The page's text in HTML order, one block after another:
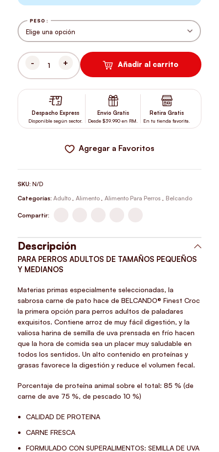
PESO
BELCANDO FINEST CROC CANTIDAD
Añadir al carrito
Despacho Express
Disponible según sector.
Envío Gratis
Desde $39.990 en RM.
Retira Gratis
En tu tienda favorita.
Agregar a Favoritos
SKU:N/D
Categorías: Adulto , Alimento , Alimento Para Perros , Belcando
Compartir:
Descripción
PARA PERROS ADULTOS DE TAMAÑOS PEQUEÑOS
Y MEDIANOS
Materias primas especialmente seleccionadas, la
sabrosa carne de pato hace de BELCANDO®️ Finest Croc
la primera opción para perros adultos de paladares
exquisitos. Contiene arroz de muy fácil digestión, y la
valiosa harina de semilla de uva prensada en frío hacen
que la hora de comida sea un placer muy saludable en
todos los sentidos. Un alto contenido en proteínas y
grasas favorece la digestión y reduce el volumen fecal.
Porcentaje de proteína animal sobre el total: 85 % (de
carne de ave 75 %, de pescado 10 %)
CALIDAD DE PROTEINA
CARNE FRESCA
FORMULADO CON SUPERALIMENTOS: SEMILLA DE UVA